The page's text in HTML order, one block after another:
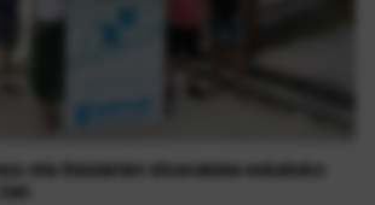
eta iheslarien etxeratzea eskatuko